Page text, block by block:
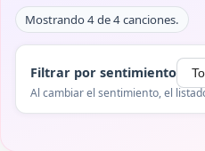
Mostrando 4 de 4 canciones.
Filtrar por sentimiento
Al cambiar el sentimiento, el